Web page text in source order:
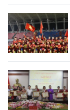
한국어